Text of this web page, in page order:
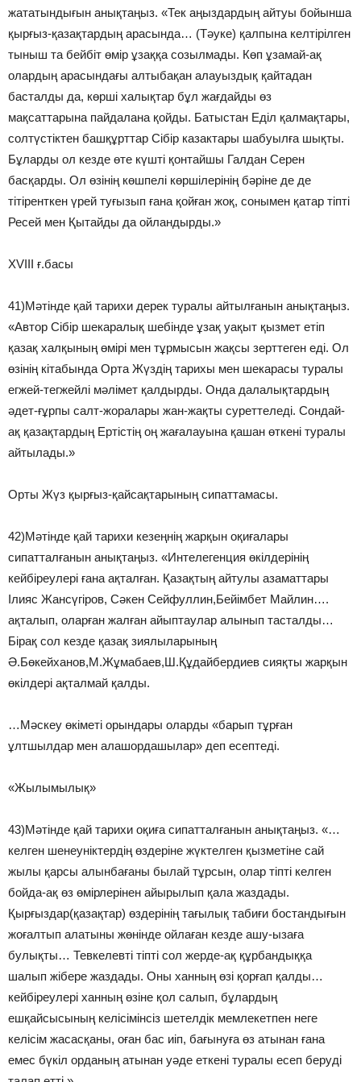
жататындығын анықтаңыз. «Тек аңыздардың айтуы бойынша
қырғыз-қазақтардың арасында… (Тәуке) қалпына келтірілген
тыныш та бейбіт өмір ұзаққа созылмады. Көп ұзамай-ақ
олардың арасындағы алтыбақан алауыздық қайтадан
басталды да, көрші халықтар бұл жағдайды өз
мақсаттарына пайдалана қойды. Батыстан Еділ қалмақтары,
солтүстіктен башқұрттар Сібір казактары шабуылға шықты.
Бұларды ол кезде өте күшті қонтайшы Галдан Серен
басқарды. Ол өзінің көшпелі көршілерінің бәріне де де
тітіренткен үрей туғызып ғана қойған жоқ, сонымен қатар тіпті
Ресей мен Қытайды да ойландырды.»
XVIII ғ.басы
41)Мәтінде қай тарихи дерек туралы айтылғанын анықтаңыз.
«Автор Сібір шекаралық шебінде ұзақ уақыт қызмет етіп
қазақ халқының өмірі мен тұрмысын жақсы зерттеген еді. Ол
өзінің кітабында Орта Жүздің тарихы мен шекарасы туралы
егжей-тегжейлі мәлімет қалдырды. Онда далалықтардың
әдет-ғұрпы салт-жоралары жан-жақты суреттеледі. Сондай-
ақ қазақтардың Ертістің оң жағалауына қашан өткені туралы
айтылады.»
Орты Жүз қырғыз-қайсақтарының сипаттамасы.
42)Мәтінде қай тарихи кезеңнің жарқын оқиғалары
сипатталғанын анықтаңыз. «Интелегенция өкілдерінің
кейбіреулері ғана ақталған. Қазақтың айтулы азаматтары
Ілияс Жансүгіров, Сәкен Сейфуллин,Бейімбет Майлин….
ақталып, оларған жалған айыптаулар алынып тасталды…
Бірақ сол кезде қазақ зиялыларының
Ә.Бөкейханов,М.Жұмабаев,Ш.Құдайбердиев сияқты жарқын
өкілдері ақталмай қалды.
…Мәскеу өкіметі орындары оларды «барып тұрған
ұлтшылдар мен алашордашылар» деп есептеді.
«Жылымылық»
43)Мәтінде қай тарихи оқиға сипатталғанын анықтаңыз. «…
келген шенеуніктердің өздеріне жүктелген қызметіне сай
жылы қарсы алынбағаны былай тұрсын, олар тіпті келген
бойда-ақ өз өмірлерінен айырылып қала жаздады.
Қырғыздар(қазақтар) өздерінің тағылық табиғи бостандығын
жоғалтып алатыны жөнінде ойлаған кезде ашу-ызаға
булықты… Тевкелевті тіпті сол жерде-ақ құрбандыққа
шалып жібере жаздады. Оны ханның өзі қорғап қалды…
кейбіреулері ханның өзіне қол салып, бұлардың
ешқайсысының келісімінсіз шетелдік мемлекетпен неге
келісім жасасқаны, оған бас иіп, бағынуға өз атынан ғана
емес бүкіл орданың атынан уәде еткені туралы есеп беруді